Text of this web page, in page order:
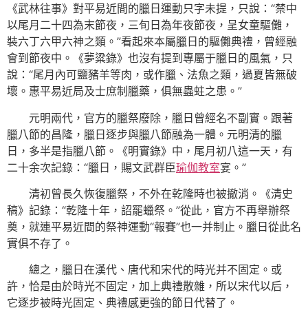
《武林往事》對平易近間的臘日運動只字未提，只說：“禁中
以尾月二十四為末節夜，三旬日為年夜節夜，呈女童驅儺，
裝六丁六甲六神之類。”看起來本屬臘日的驅儺典禮，曾經融
會到節夜中。《夢粱錄》也沒有提到專屬于臘日的風氣，只
說：“尾月內可鹽豬羊等肉，或作臘、法魚之類，過夏皆無破
壞。惠平易近局及士庶制臘藥，俱無蟲蛀之患。”
元明兩代，官方的臘祭廢除，臘日曾經名不副實。跟著
臘八節的昌隆，臘日逐步與臘八節融為一體。元明清的臘
日，多半是指臘八節。《明實錄》中，尾月初八這一天，有
二十余次記錄：“臘日，賜文武群臣瑜伽教室宴。”
清初曾長久恢復臘祭，不外在乾隆時也被撤消。《清史
稿》記錄：“乾隆十年，詔罷蠟祭。”從此，官方不再舉辦祭
奠，就連平易近間的祭神運動“報賽”也一并制止。臘日從此名
實俱不存了。
總之，臘日在漢代、唐代和宋代的時光并不固定。或
許，恰是由於時光不固定，加上典禮散雜，所以宋代以后，
它逐步被時光固定、典禮感更強的節日代替了。